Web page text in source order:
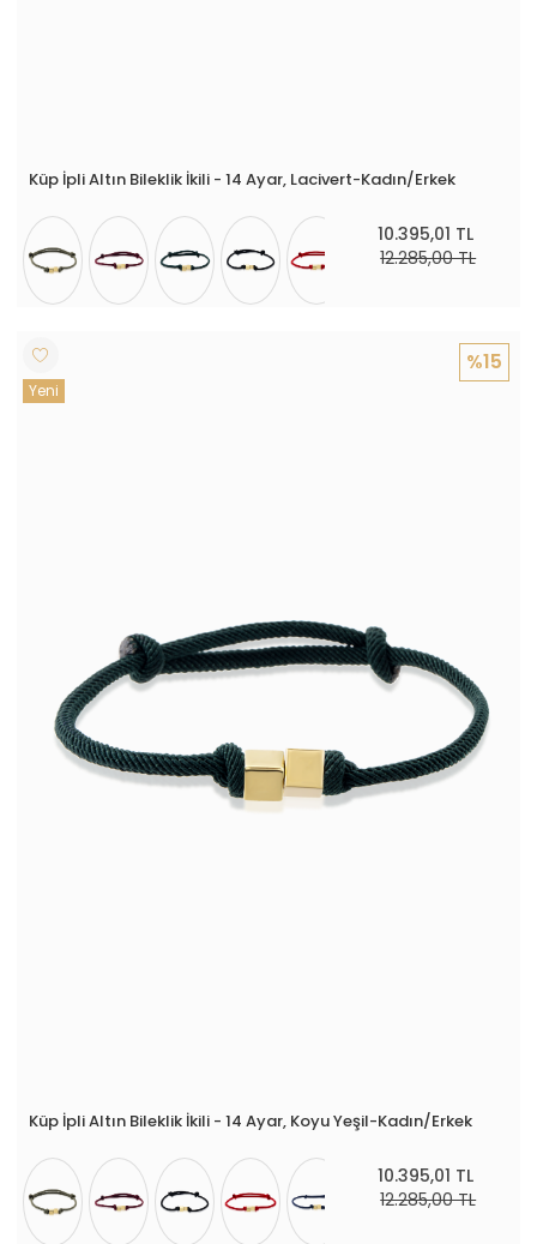
Küp İpli Altın Bileklik İkili - 14 Ayar, Lacivert-Kadın/Erkek
10.395,01 TL
12.285,00 TL
Küp İpli Altın Bileklik İkili - 14 Ayar, Koyu Yeşil-Kadın/Erkek
10.395,01 TL
12.285,00 TL
%15
Yeni